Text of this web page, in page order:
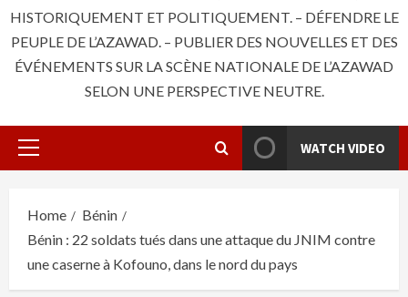
HISTORIQUEMENT ET POLITIQUEMENT. – DÉFENDRE LE
PEUPLE DE L’AZAWAD. – PUBLIER DES NOUVELLES ET DES
ÉVÉNEMENTS SUR LA SCÈNE NATIONALE DE L’AZAWAD
SELON UNE PERSPECTIVE NEUTRE.
Primary
WATCH VIDEO
Home
Bénin
Bénin : 22 soldats tués dans une attaque du JNIM contre
une caserne à Kofouno, dans le nord du pays